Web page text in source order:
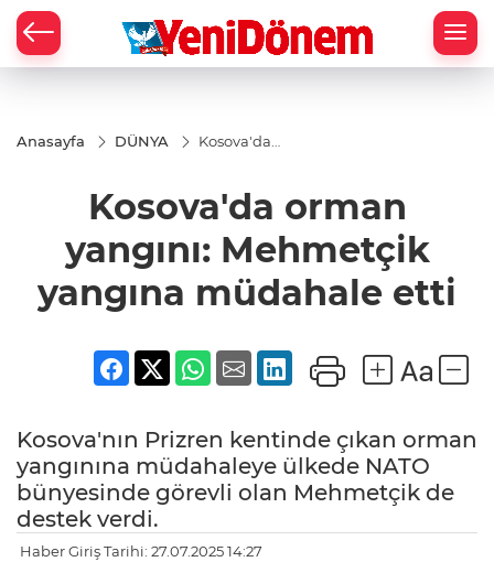
Anasayfa DÜNYA
Kosova'da
Mehmetçik
yangına
etti
Kosova'da orman
yangını: Mehmetçik
yangına müdahale etti
Kosova'nın Prizren kentinde çıkan orman
yangınına müdahaleye ülkede NATO
bünyesinde görevli olan Mehmetçik de
destek verdi.
Haber Giriş Tarihi: 27.07.2025 14:27